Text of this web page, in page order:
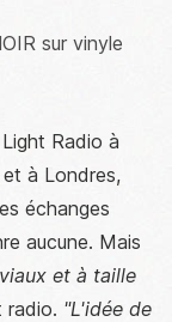
sur vinyle
Radio à
à Londres,
échanges
aucune. Mais
et à taille
radio. "L'idée de